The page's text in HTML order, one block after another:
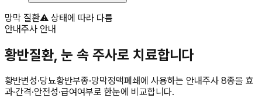
망막 질환⚠️ 상태에 따라 다름
안내주사 안내
황반질환, 눈 속 주사로 치료합니다
황반변성·당뇨황반부종·망막정맥폐쇄에 사용하는 안내주사 8종을 효
과·간격·안전성·급여여부로 한눈에 비교합니다.